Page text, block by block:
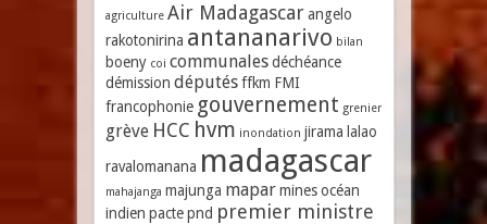
agriculture Air Madagascar angelo
rakotonirina antananarivo bilan
boeny coi communales déchéance
démission députés ffkm FMI
francophonie gouvernement grenier
grève HCC hvm inondation jirama lalao
ravalomanana madagascar
mahajanga majunga mapar mines océan
indien pacte pnd premier ministre